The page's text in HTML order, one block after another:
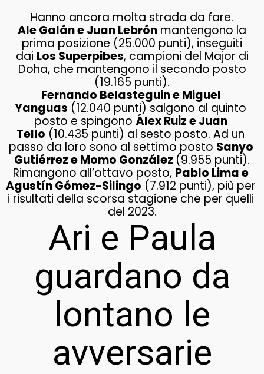
Hanno ancora molta strada da fare.
Ale Galán e Juan Lebrón mantengono la
prima posizione (25.000 punti), inseguiti
dai Los Superpibes, campioni del Major di
Doha, che mantengono il secondo posto
(19.165 punti).
Fernando Belasteguin e Miguel
Yanguas (12.040 punti) salgono al quinto
posto e spingono Álex Ruiz e Juan
Tello (10.435 punti) al sesto posto. Ad un
passo da loro sono al settimo posto Sanyo
Gutiérrez e Momo González (9.955 punti).
Rimangono all’ottavo posto, Pablo Lima e
Agustín Gómez-Silingo (7.912 punti), più per
i risultati della scorsa stagione che per quelli
del 2023.
Ari e Paula
guardano da
lontano le
avversarie